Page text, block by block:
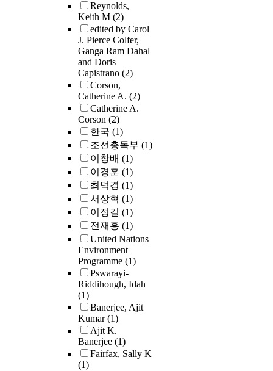
Reynolds,
Keith M (2)
edited by Carol
J. Pierce Colfer,
Ganga Ram Dahal
and Doris
Capistrano (2)
Corson,
Catherine A. (2)
Catherine A.
Corson (2)
한국 (1)
조선총독부 (1)
이창배 (1)
이경훈 (1)
최덕경 (1)
서상혁 (1)
이정길 (1)
전재홍 (1)
United Nations
Environment
Programme (1)
Pswarayi-
Riddihough, Idah
(1)
Banerjee, Ajit
Kumar(1)
Ajit K.
Banerjee (1)
Fairfax, Sally K
(1)